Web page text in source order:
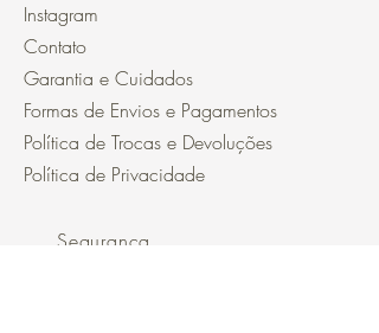
Instagram
Contato
Garantia e Cuidados
Formas de Envios e Pagamentos
Política de Trocas e Devoluções
Política de Privacidade
Segurança